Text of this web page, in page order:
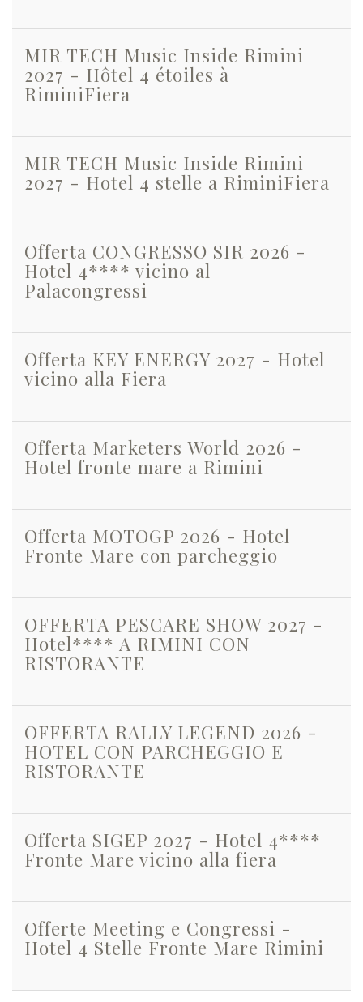
MIR TECH Music Inside Rimini
2027 - Hôtel 4 étoiles à
RiminiFiera
MIR TECH Music Inside Rimini
2027 - Hotel 4 stelle a RiminiFiera
Offerta CONGRESSO SIR 2026 -
Hotel 4**** vicino al
Palacongressi
Offerta KEY ENERGY 2027 - Hotel
vicino alla Fiera
Offerta Marketers World 2026 -
Hotel fronte mare a Rimini
Offerta MOTOGP 2026 - Hotel
Fronte Mare con parcheggio
OFFERTA PESCARE SHOW 2027 -
Hotel**** A RIMINI CON
RISTORANTE
OFFERTA RALLY LEGEND 2026 -
HOTEL CON PARCHEGGIO E
RISTORANTE
Offerta SIGEP 2027 - Hotel 4****
Fronte Mare vicino alla fiera
Offerte Meeting e Congressi -
Hotel 4 Stelle Fronte Mare Rimini